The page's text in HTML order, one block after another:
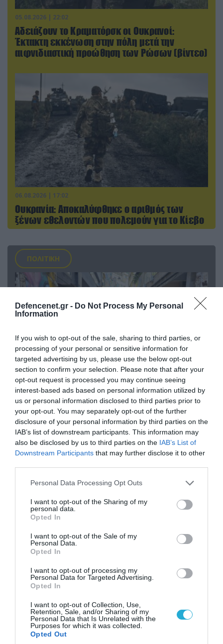
Defencenet.gr - Do Not Process My Personal
Information
If you wish to opt-out of the sale, sharing to third parties, or
processing of your personal or sensitive information for
targeted advertising by us, please use the below opt-out
section to confirm your selection. Please note that after your
opt-out request is processed you may continue seeing
interest-based ads based on personal information utilized by
us or personal information disclosed to third parties prior to
your opt-out. You may separately opt-out of the further
disclosure of your personal information by third parties on the
IAB’s list of downstream participants. This information may
also be disclosed by us to third parties on the IAB’s List of
Downstream Participants that may further disclose it to other
Please note that this website/app uses one or more Google
not limited to your visit or usage behaviour. You may click to
grant or deny consent to Google and its third-party tags to
use your data for below specified purposes in below Google
consent section.
Personal Data Processing Opt Outs
I want to opt-out of the Sharing of my
personal data.
Opted In
I want to opt-out of the Sale of my
Personal Data.
Opted In
I want to opt-out of processing my
Personal Data for Targeted Advertising.
Opted In
I want to opt-out of Collection, Use,
Retention, Sale, and/or Sharing of my
Personal Data that Is Unrelated with the
Purposes for which it was collected.
Opted Out
05.08.2026 | 22:02
Αδειάζουν το Κραματόρσκ οι Ουκρανοί:
Έκτακτη εκκένωση στην πόλη μετά την
αιφνιδιαστική προώθηση των Ρώσων (βίντεο)
06.08.2026 | 17:02
Ουκρανία: Αποκαλύφθηκε ο αριθμός των
ξένων εθελοντών που πολεμούν για το Κίεβο
ΠΟΛΙΤΙΚΗ
06.08.2026 | 14:02
«Επιχείρηση ελεύθερα πεζοδρόμια» στην
Αθήνα: Απομακρύνθηκαν παράνομα
αντικείμενα από κοινόχρηστους χώρους
06.08.2026 | 09:03
«Οι εντελώς αθώοι»: Η ανάρτηση του Αρκά για
Αττικής (φωτο)